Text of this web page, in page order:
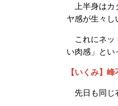
上半身はカ
ヤ感が生々し
これにネッ
い肉感」とい
【いくみ】
先日も同じ